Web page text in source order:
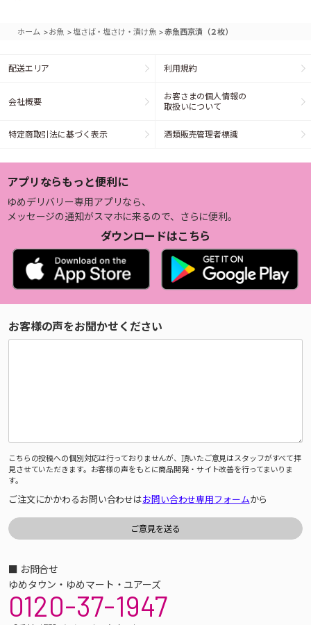
ホーム >お魚 >塩さば・塩さけ・漬け魚 >赤魚西京漬（２枚）
配送エリア 利用規約
会社概要
お客さまの個人情報の
取扱いについて
特定商取引法に基づく表示 酒類販売管理者標識
アプリならもっと便利に
ゆめデリバリー専用アプリなら、
メッセージの通知がスマホに来るので、さらに便利。
ダウンロードはこちら
お客様の声をお聞かせください
こちらの投稿への個別対応は行っておりませんが、頂いたご意見はスタッフがすべて拝
見させていただきます。お客様の声をもとに商品開発・サイト改善を行ってまいりま
す。
ご注文にかかわるお問い合わせはお問い合わせ専用フォームから
■ お問合せ
ゆめタウン・ゆめマート・ユアーズ
0120-37-1947